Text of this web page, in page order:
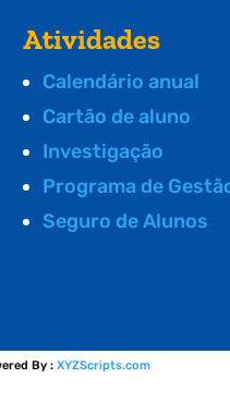
Atividades
Calendário anual
Cartão de aluno
Investigação
Programa de
Seguro de Alunos
By : XYZScripts.com